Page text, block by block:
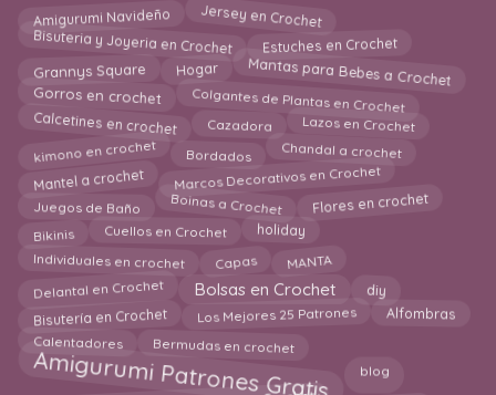
Amigurumi Navideño Jersey en Crochet
Bisuteria y Joyeria en Crochet Estuches en Crochet
Grannys Square Hogar Mantas para Bebes a Crochet
Gorros en crochet Colgantes de Plantas en Crochet
Calcetines en crochet Cazadora Lazos en Crochet
kimono en crochet Bordados Chandal a crochet
Mantel a crochet Marcos Decorativos en Crochet
Juegos de Baño Boinas a Crochet Flores en crochet
Bikinis Cuellos en Crochet holiday
Individuales en crochet Capas MANTA
Delantal en Crochet Bolsas en Crochet diy
Bisutería en Crochet Los Mejores 25 Patrones Alfombras
Calentadores Bermudas en crochet
Amigurumi Patrones Gratis blog